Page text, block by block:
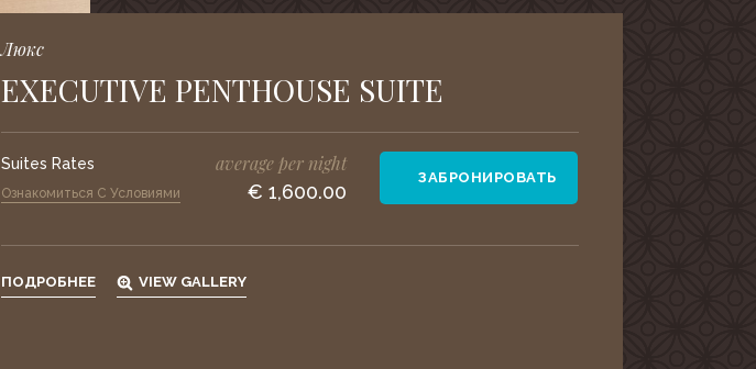
Люкс
EXECUTIVE PENTHOUSE SUITE
Suites Rates
Ознакомиться С Условиями
average per night
€ 1,600.00
ЗАБРОНИРОВАТЬ
ПОДРОБНЕЕ VIEW GALLERY